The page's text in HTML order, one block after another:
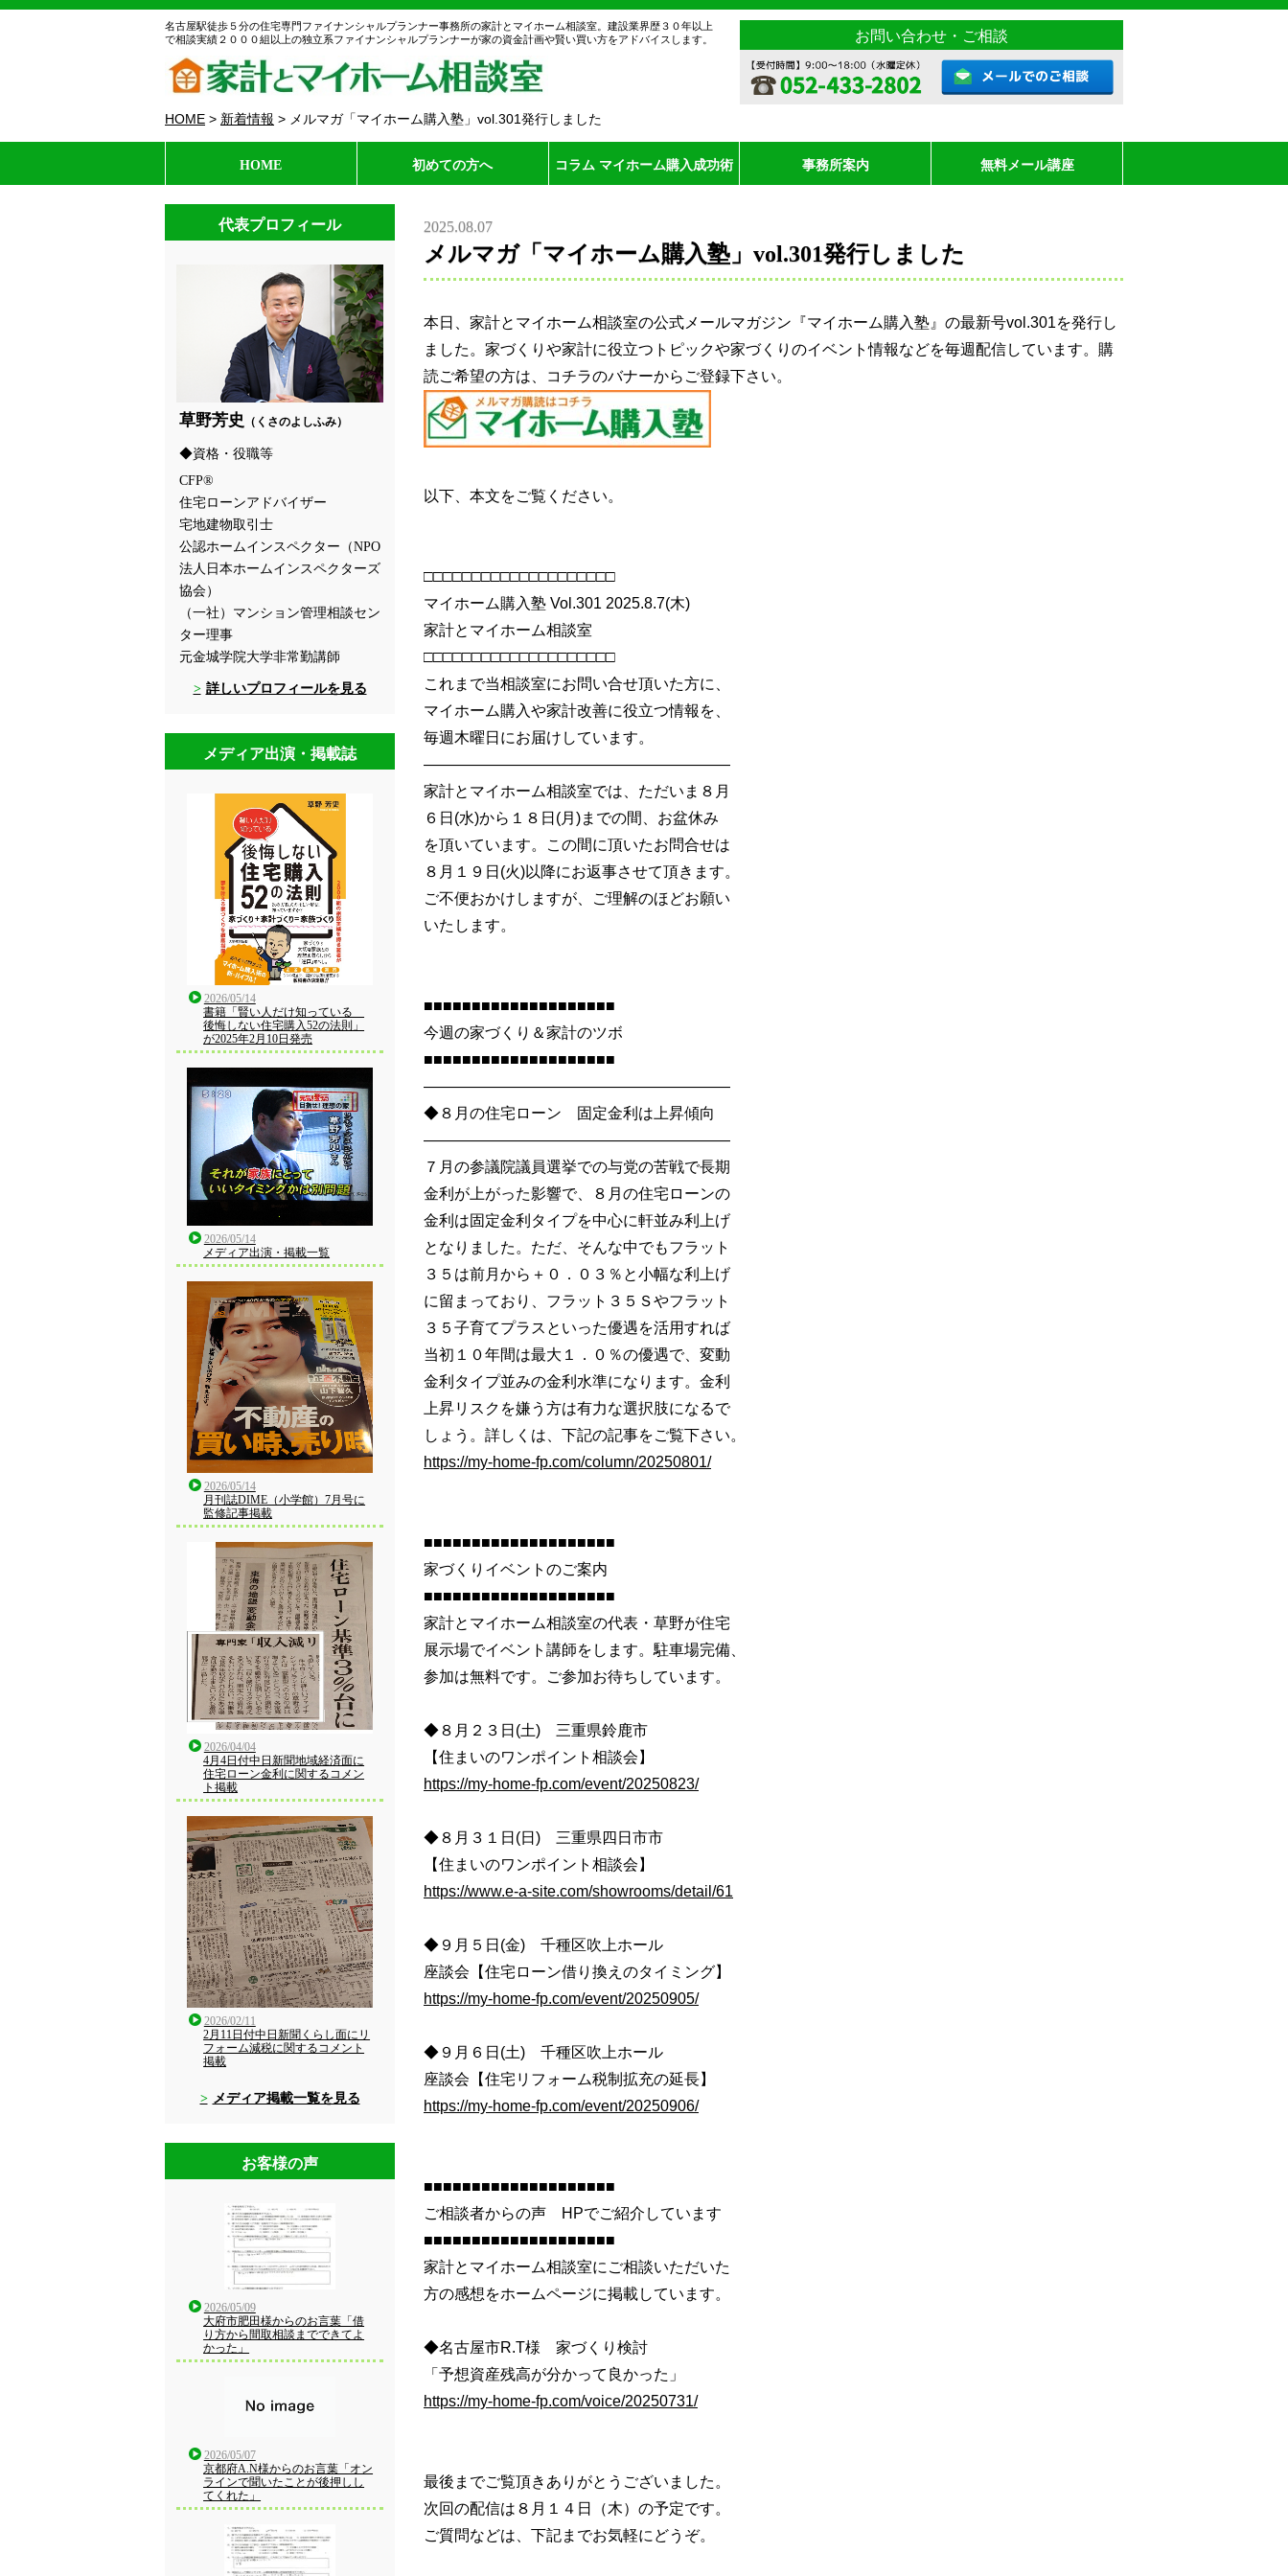
名古屋駅徒歩５分の住宅専門ファイナンシャルプランナー事務所の家計とマイホーム相談室。建設業界歴３０年以上
で相談実績２０００組以上の独立系ファイナンシャルプランナーが家の資金計画や賢い買い方をアドバイスします。
お問い合わせ・ご相談
HOME > 新着情報 > メルマガ「マイホーム購入塾」vol.301発行しました
HOME 初めての方へ コラム マイホーム購入成功術 事務所案内 無料メール講座
2025.08.07
メルマガ「マイホーム購入塾」vol.301発行しました
本日、家計とマイホーム相談室の公式メールマガジン『マイホーム購入塾』の最新号vol.301を発行し
ました。家づくりや家計に役立つトピックや家づくりのイベント情報などを毎週配信しています。購
読ご希望の方は、コチラのバナーからご登録下さい。
以下、本文をご覧ください。
□□□□□□□□□□□□□□□□□□□□
マイホーム購入塾 Vol.301 2025.8.7(木)
家計とマイホーム相談室
□□□□□□□□□□□□□□□□□□□□
これまで当相談室にお問い合せ頂いた方に、
マイホーム購入や家計改善に役立つ情報を、
毎週木曜日にお届けしています。
――――――――――――――――――――
家計とマイホーム相談室では、ただいま８月
６日(水)から１８日(月)までの間、お盆休み
を頂いています。この間に頂いたお問合せは
８月１９日(火)以降にお返事させて頂きます。
ご不便おかけしますが、ご理解のほどお願い
いたします。
■■■■■■■■■■■■■■■■■■■■
今週の家づくり＆家計のツボ
■■■■■■■■■■■■■■■■■■■■
――――――――――――――――――――
◆８月の住宅ローン 固定金利は上昇傾向
――――――――――――――――――――
７月の参議院議員選挙での与党の苦戦で長期
金利が上がった影響で、８月の住宅ローンの
金利は固定金利タイプを中心に軒並み利上げ
となりました。ただ、そんな中でもフラット
３５は前月から＋０．０３％と小幅な利上げ
に留まっており、フラット３５Ｓやフラット
３５子育てプラスといった優遇を活用すれば
当初１０年間は最大１．０％の優遇で、変動
金利タイプ並みの金利水準になります。金利
上昇リスクを嫌う方は有力な選択肢になるで
しょう。詳しくは、下記の記事をご覧下さい。
https://my-home-fp.com/column/20250801/
■■■■■■■■■■■■■■■■■■■■
家づくりイベントのご案内
■■■■■■■■■■■■■■■■■■■■
家計とマイホーム相談室の代表・草野が住宅
展示場でイベント講師をします。駐車場完備、
参加は無料です。ご参加お待ちしています。
◆８月２３日(土) 三重県鈴鹿市
【住まいのワンポイント相談会】
https://my-home-fp.com/event/20250823/
◆８月３１日(日) 三重県四日市市
【住まいのワンポイント相談会】
https://www.e-a-site.com/showrooms/detail/61
◆９月５日(金) 千種区吹上ホール
座談会【住宅ローン借り換えのタイミング】
https://my-home-fp.com/event/20250905/
◆９月６日(土) 千種区吹上ホール
座談会【住宅リフォーム税制拡充の延長】
https://my-home-fp.com/event/20250906/
■■■■■■■■■■■■■■■■■■■■
ご相談者からの声 HPでご紹介しています
■■■■■■■■■■■■■■■■■■■■
家計とマイホーム相談室にご相談いただいた
方の感想をホームページに掲載しています。
◆名古屋市R.T様 家づくり検討
「予想資産残高が分かって良かった」
https://my-home-fp.com/voice/20250731/
最後までご覧頂きありがとうございました。
次回の配信は８月１４日（木）の予定です。
ご質問などは、下記までお気軽にどうぞ。
代表プロフィール
草野芳史 （くさのよしふみ）
資格・役職等
CFP®
住宅ローンアドバイザー
宅地建物取引士
公認ホームインスペクター（NPO
法人日本ホームインスペクターズ
協会）
（一社）マンション管理相談セン
ター理事
元金城学院大学非常勤講師
詳しいプロフィールを見る
メディア出演・掲載誌
2026/05/14
書籍「賢い人だけ知っている
後悔しない住宅購入52の法則」
が2025年2月10日発売
2026/05/14
メディア出演・掲載一覧
2026/05/14
月刊誌DIME（小学館）7月号に
監修記事掲載
2026/04/04
4月4日付中日新聞地域経済面に
住宅ローン金利に関するコメン
ト掲載
2026/02/11
2月11日付中日新聞くらし面にリ
フォーム減税に関するコメント
掲載
メディア掲載一覧を見る
お客様の声
2026/05/09
大府市肥田様からのお言葉「借
り方から間取相談までできてよ
かった」
2026/05/07
京都府A.N様からのお言葉「オン
ラインで聞いたことが後押しし
てくれた」